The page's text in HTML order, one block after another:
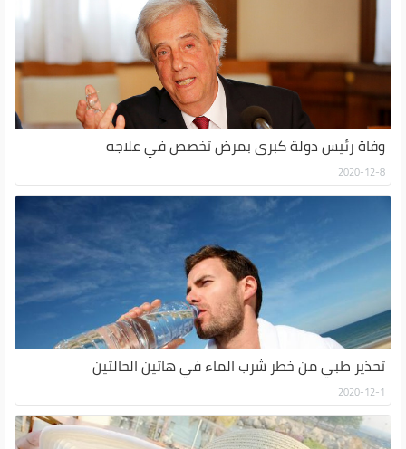
وفاة رئيس دولة كبرى بمرض تخصص في علاجه
2020-12-8
تحذير طبي من خطر شرب الماء في هاتين الحالتين
2020-12-1